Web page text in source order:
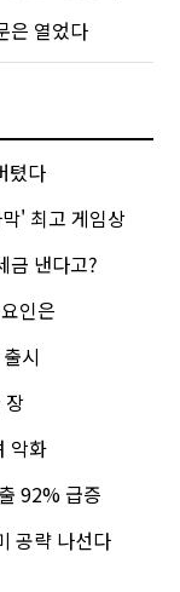
은 열었다
텼다
' 최고 게임상
금 낸다고?
인은
시
장
악화
92% 급증
공략 나선다